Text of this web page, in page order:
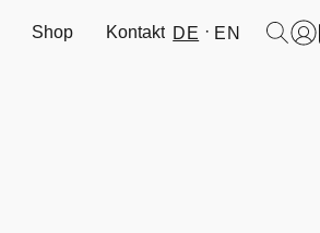
Shop Kontakt DE EN